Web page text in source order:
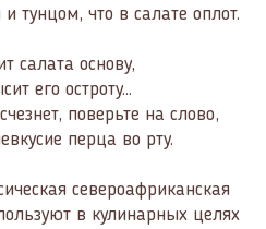
что в салате оплот.
салата основу,
его остроту…
поверьте на слово,
перца во рту.
североафриканская
в кулинарных целях